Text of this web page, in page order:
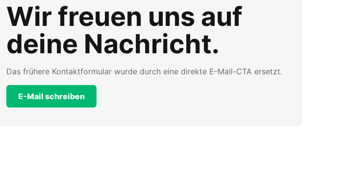
Wir freuen uns auf
deine Nachricht.
Das frühere Kontaktformular wurde durch eine direkte E-Mail-CTA ersetzt.
E-Mail schreiben